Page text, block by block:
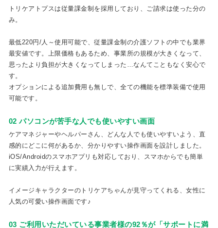
トリケアトプスは従量課金制を採用しており、ご請求は使った分の
み。
最低220円/人～使用可能で、従量課金制の介護ソフトの中でも業界
最安値です。上限価格もあるため、事業所の規模が大きくなって、
思ったより負担が大きくなってしまった…なんてこともなく安心で
す。
オプションによる追加費用も無しで、全ての機能を標準装備で使用
可能です。
02 パソコンが苦手な人でも使いやすい画面
ケアマネジャーやヘルパーさん、どんな人でも使いやすいよう、直
感的にどこに何があるか、分かりやすい操作画面を設計しました。
iOS/Androidのスマホアプリも対応しており、スマホからでも簡単
に実績入力が行えます。
イメージキャラクターのトリケアちゃんが見守ってくれる、女性に
人気の可愛い操作画面です♪
03 ご利用いただいている事業者様の92％が「サポートに満